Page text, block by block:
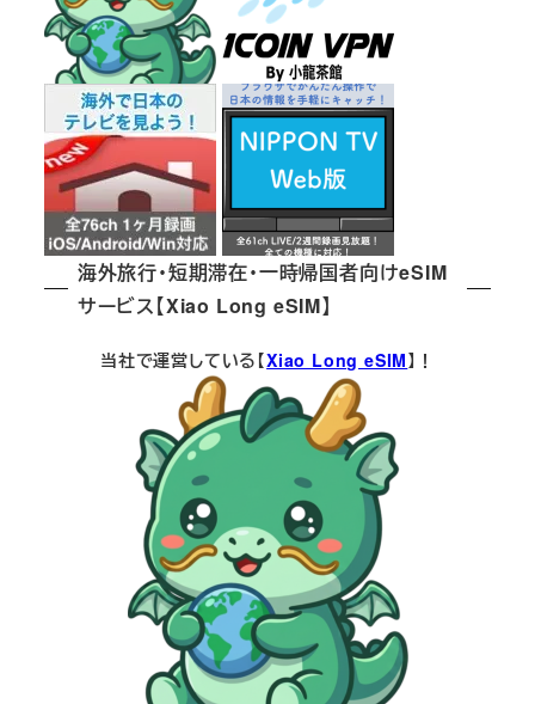
海外旅行・短期滞在・一時帰国者向けeSIM
サービス【Xiao Long eSIM】
当社で運営している【Xiao Long eSIM】！